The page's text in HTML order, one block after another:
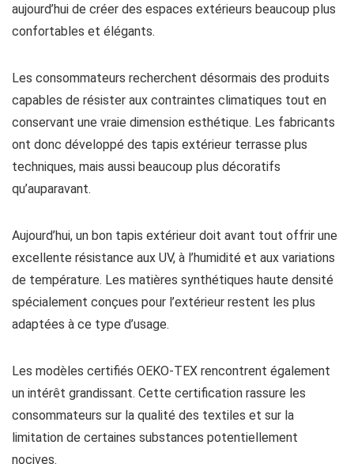
aujourd’hui de créer des espaces extérieurs beaucoup plus
confortables et élégants.
Les consommateurs recherchent désormais des produits
capables de résister aux contraintes climatiques tout en
conservant une vraie dimension esthétique. Les fabricants
ont donc développé des tapis extérieur terrasse plus
techniques, mais aussi beaucoup plus décoratifs
qu’auparavant.
Aujourd’hui, un bon tapis extérieur doit avant tout offrir une
excellente résistance aux UV, à l’humidité et aux variations
de température. Les matières synthétiques haute densité
spécialement conçues pour l’extérieur restent les plus
adaptées à ce type d’usage.
Les modèles certifiés OEKO-TEX rencontrent également
un intérêt grandissant. Cette certification rassure les
consommateurs sur la qualité des textiles et sur la
limitation de certaines substances potentiellement
nocives.